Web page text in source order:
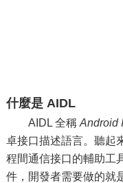
什麼是 AIDL
AIDL 全稱 Android
卓接口描述語言。聽起
程間通信接口的輔助工
件，開發者需要做的就